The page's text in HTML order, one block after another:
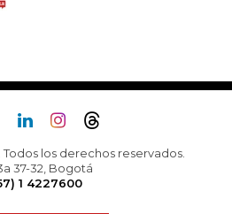
Todos los derechos reservados.
37-32, Bogotá
1 4227600